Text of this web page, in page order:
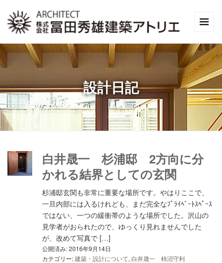
設計日記
白井晟一 杉浦邸 2方向に分
かれる結界としての玄関
杉浦邸玄関も非常に重要な場所です。やはりここで、
一旦内部には入るけれども、まだ完全なﾌﾟﾗｲﾍﾞｰﾄｽﾍﾟｰｽ
ではない、一つの緩衝帯のような場所でした。沢山の
見学者がおられたので、ゆっくり見れませんでした
が、改めて写真で […]
公開済み: 2016年9月14日
カテゴリー:建築・設計について, 白井晟一 柿沼守利